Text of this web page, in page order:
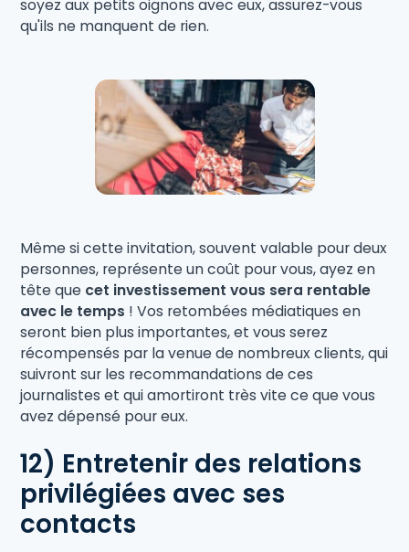
soyez aux petits oignons avec eux, assurez-vous
qu'ils ne manquent de rien.
Même si cette invitation, souvent valable pour deux
personnes, représente un coût pour vous, ayez en
tête que cet investissement vous sera rentable
avec le temps ! Vos retombées médiatiques en
seront bien plus importantes, et vous serez
récompensés par la venue de nombreux clients, qui
suivront sur les recommandations de ces
journalistes et qui amortiront très vite ce que vous
avez dépensé pour eux.
12) Entretenir des relations
privilégiées avec ses
contacts